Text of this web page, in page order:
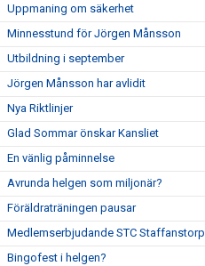
Uppmaning om säkerhet
Minnesstund för Jörgen Månsson
Utbildning i september
Jörgen Månsson har avlidit
Nya Riktlinjer
Glad Sommar önskar Kansliet
En vänlig påminnelse
Avrunda helgen som miljonär?
Föräldraträningen pausar
Medlemserbjudande STC Staffanstorp
Bingofest i helgen?